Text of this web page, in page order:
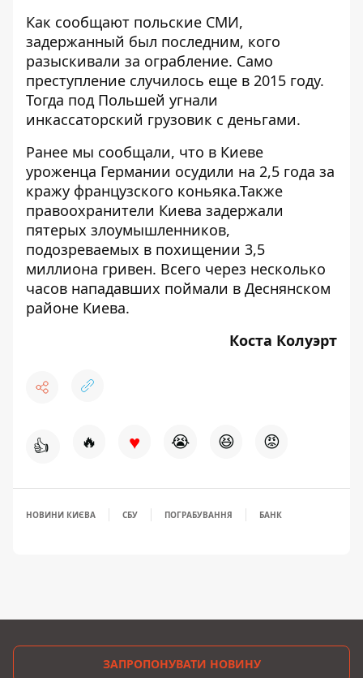
Как сообщают польские СМИ,
задержанный был последним, кого
разыскивали за ограбление. Само
преступление случилось еще в 2015 году.
Тогда под Польшей угнали
инкассаторский грузовик с деньгами.
Ранее мы сообщали, что в Киеве
уроженца Германии осудили на 2,5 года за
кражу французского коньяка.Также
правоохранители Киева задержали
пятерых злоумышленников,
подозреваемых в похищении 3,5
миллиона гривен. Всего через несколько
часов нападавших поймали в Деснянском
районе Киева.
Коста Колуэрт
👍 🔥 ♥ 😭 😆 😡
НОВИНИ КИЄВА СБУ ПОГРАБУВАННЯ БАНК
ЗАПРОПОНУВАТИ НОВИНУ